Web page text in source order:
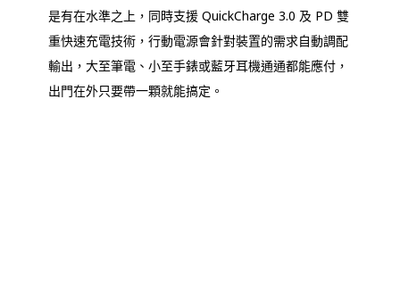
是有在水準之上，同時支援 QuickCharge 3.0 及 PD 雙
重快速充電技術，行動電源會針對裝置的需求自動調配
輸出，大至筆電、小至手錶或藍牙耳機通通都能應付，
出門在外只要帶一顆就能搞定。